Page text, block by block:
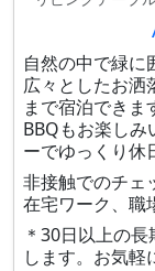
自然の中で緑に
広々としたお洒
まで宿泊できま
BBQもお楽しみ
ーでゆっくり休
非接触でのチェ
在宅ワーク、職
＊30日以上の
します。お気軽